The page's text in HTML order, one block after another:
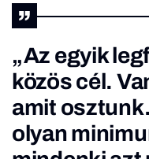
„Az egyik
közös cél.
amit
olyan